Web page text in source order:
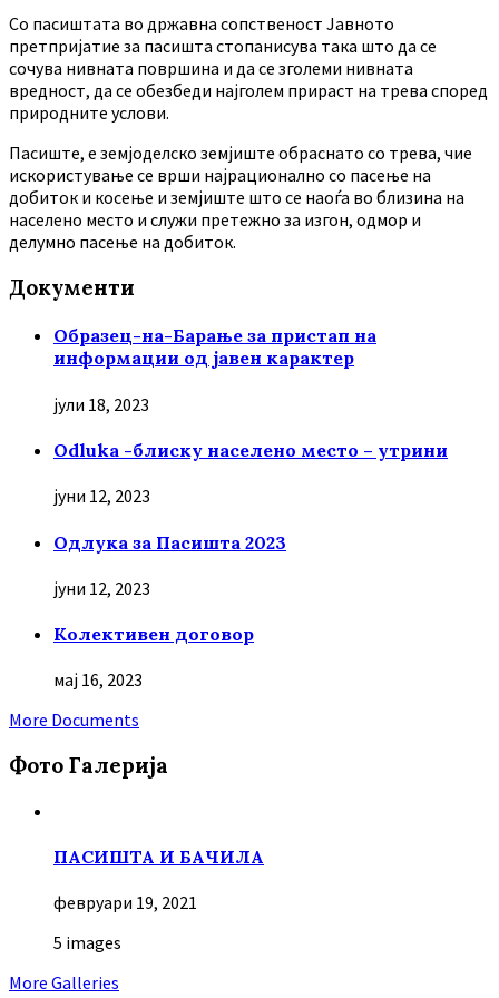
Co пасиштата во државна сопственост Јавното
претпријатие за пасишта стопанисува така што да се
сочува нивната површина и да се зголеми нивната
вредност, да се обезбеди најголем прираст на трева според
природните услови.
Пасиште, е земјоделско земјиште обраснато со трева, чие
искористување се врши најрационално со пасење на
добиток и косење и земјиште што се наоѓа во близина на
населено место и служи претежно за изгон, одмор и
делумно пасење на добиток.
Документи
Образец-на-Барање за пристап на
информации од јавен карактер
јули 18, 2023
Odluka -блиску населено место – утрини
јуни 12, 2023
Oдлука за Пасишта 2023
јуни 12, 2023
Колективен договор
мај 16, 2023
More Documents
Фото Галерија
ПАСИШТА И БАЧИЛА
февруари 19, 2021
5 images
More Galleries